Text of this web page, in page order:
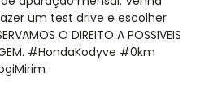
um test drive e escolher
O DIREITO A POSSIVEIS
#HondaKodyve #0km